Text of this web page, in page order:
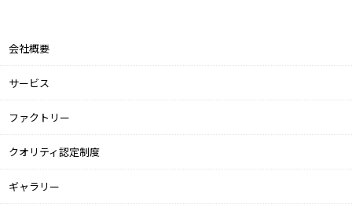
会社概要
サービス
ファクトリー
クオリティ認定制度
ギャラリー